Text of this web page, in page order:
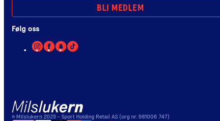
BLI MEDLEM
Følg oss
© Milslukern 2025 - Sport Holding Retail AS (org nr. 981006 747)